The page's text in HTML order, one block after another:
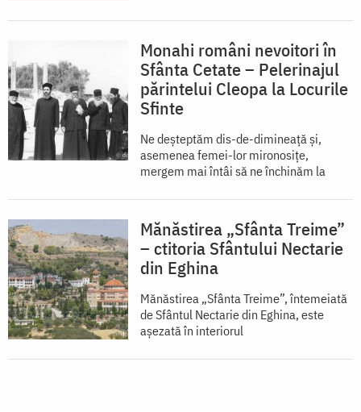
Monahi români nevoitori în
Sfânta Cetate – Pelerinajul
părintelui Cleopa la Locurile
Sfinte
Ne deșteptăm dis-de-dimineață și,
asemenea femei-lor mironosițe,
mergem mai întâi să ne închinăm la
Mănăstirea „Sfânta Treime”
– ctitoria Sfântului Nectarie
din Eghina
Mănăstirea „Sfânta Treime”, întemeiată
de Sfântul Nectarie din Eghina, este
aşezată în interiorul